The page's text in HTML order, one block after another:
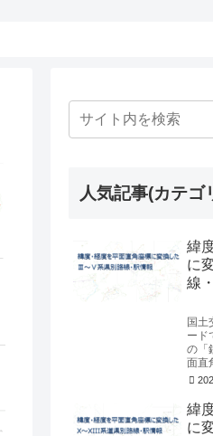
人気記事(カテゴ
緯
に
線
国土
ード
の「
面直
の路
緯
に